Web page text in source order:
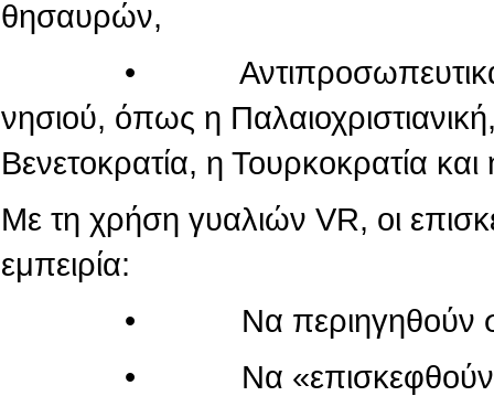
θησαυρών,
• Αντιπροσωπευτικά
νησιού, όπως η
Βενετοκρατία, η Τουρκοκρατία
Με τη χρήση γυαλιών VR, οι
εμπειρία:
• Να περιηγηθούν στον
• Να «επισκεφθούν» τον